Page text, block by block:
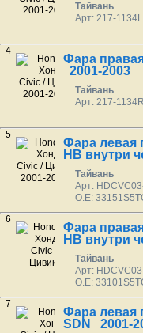
Тайвань
Арт: 217-
4
Фара
2001-2003
Тайвань
Арт: 217-
5
Фара левая
HB внутри
Тайвань
Арт:
O.E:
6
Фара
HB внутри
Тайвань
Арт:
O.E:
7
Фара левая
SDN 2001-